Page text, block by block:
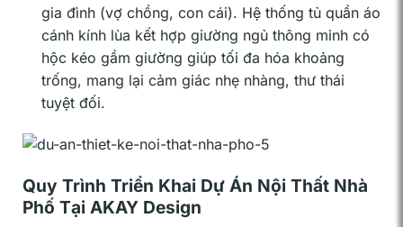
gia đình (vợ chồng, con cái). Hệ thống tủ quần áo
cánh kính lùa kết hợp giường ngủ thông minh có
hộc kéo gầm giường giúp tối đa hóa khoảng
trống, mang lại cảm giác nhẹ nhàng, thư thái
tuyệt đối.
Quy Trình Triển Khai Dự Án Nội Thất Nhà
Phố Tại AKAY Design